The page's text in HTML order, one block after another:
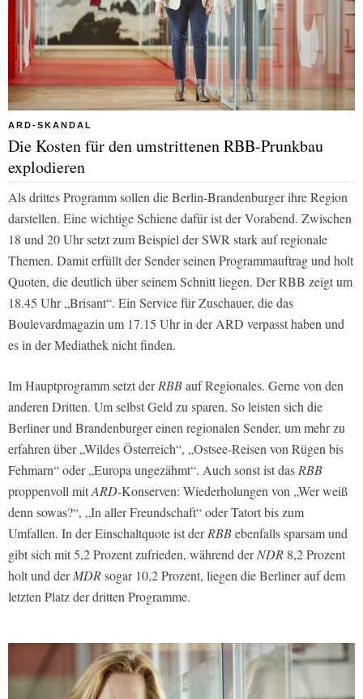
ARD-SKANDAL
Die Kosten für den umstrittenen RBB-Prunkbau
explodieren
Als drittes Programm sollen die Berlin-Brandenburger ihre Region
darstellen. Eine wichtige Schiene dafür ist der Vorabend. Zwischen
18 und 20 Uhr setzt zum Beispiel derSWR stark auf regionale
Themen. Damit erfüllt der Sender seinen Programmauftrag und holt
Quoten, die deutlich über seinem Schnitt liegen. DerRBB zeigt um
18.45 Uhr „Brisant“. Ein Service für Zuschauer, die das
Boulevardmagazin um 17.15 Uhr in derARD verpasst haben und
es in der Mediathek nicht finden.
Im Hauptprogramm setzt derRBBauf Regionales. Gerne von den
anderen Dritten. Um selbst Geld zu sparen. So leisten sich die
Berliner und Brandenburger einen regionalen Sender, um mehr zu
erfahren über „Wildes Österreich“, „Ostsee-Reisen von Rügen bis
Fehmarn“ oder „Europa ungezähmt“. Auch sonst ist das RBB
proppenvoll mitARD-Konserven: Wiederholungen von „Wer weiß
denn sowas?“, „In aller Freundschaft“ oder Tatort bis zum
Umfallen. In der Einschaltquote ist derRBBebenfalls sparsam und
gibt sich mit 5,2 Prozent zufrieden, während derNDR 8,2 Prozent
holt und derMDRsogar 10,2 Prozent, liegen die Berliner auf dem
letzten Platz der dritten Programme.